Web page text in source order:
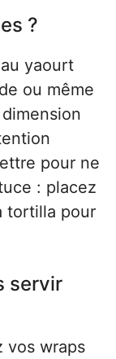
?
yaourt
ou même
pour ne
: placez
tortilla pour
servir
vos wraps